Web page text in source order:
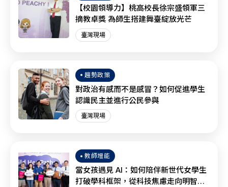
【校園領導力】桃高校長徐宗盛領軍三
摘教卓獎 為師生搭建舞臺綻放光芒
臺灣現場
趨勢政策
對政治有感而不是感冒？如何促進學生
認識民主並進行公民參與
臺灣現場
教師增能
當女孩遇見 AI：如何陪伴新世代女學生
打破學科框架，從科技焦慮走向明智協